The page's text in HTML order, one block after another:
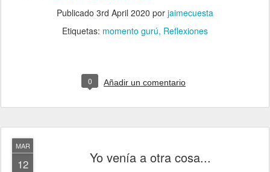
Publicado 3rd April 2020 por jaimecuesta
Etiquetas: momento gurú Reflexiones
0 Añadir un comentario
MAR
12 Yo venía a otra cosa...